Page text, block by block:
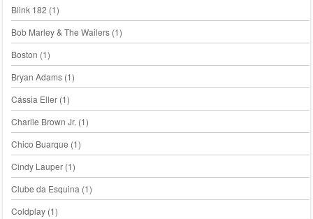
Blink 182 (1)
Bob Marley & The Wailers(1)
Boston (1)
Bryan Adams(1)
Cássia Eller(1)
Charlie Brown Jr. (1)
Chico Buarque (1)
Cindy Lauper(1)
Clube da Esquina (1)
Coldplay(1)